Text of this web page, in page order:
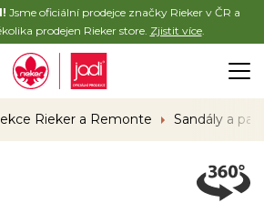
Jsme oficiální prodejce značky Rieker v ČR a
prodejen Rieker store. Zjistit více.
Rieker a Remonte Sandály a